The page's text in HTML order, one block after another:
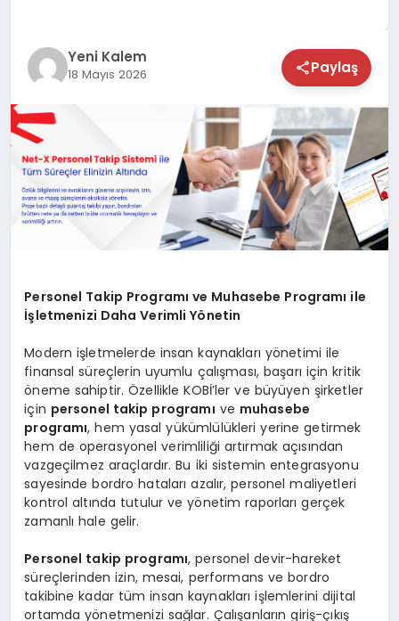
SAĞLIK
MAGAZİN
EĞİTİM
Yeni Kalem
18 Mayıs 2026 Paylaş
Personel Takip Programı ve Muhasebe Programı ile
İşletmenizi Daha Verimli Yönetin
Modern işletmelerde insan kaynakları yönetimi ile
finansal süreçlerin uyumlu çalışması, başarı için kritik
öneme sahiptir. Özellikle KOBİ’ler ve büyüyen şirketler
için personel takip programı ve muhasebe
programı, hem yasal yükümlülükleri yerine getirmek
hem de operasyonel verimliliği artırmak açısından
vazgeçilmez araçlardır. Bu iki sistemin entegrasyonu
sayesinde bordro hataları azalır, personel maliyetleri
kontrol altında tutulur ve yönetim raporları gerçek
zamanlı hale gelir.
Personel takip programı, personel devir-hareket
süreçlerinden izin, mesai, performans ve bordro
takibine kadar tüm insan kaynakları işlemlerini dijital
ortamda yönetmenizi sağlar. Çalışanların giriş-çıkış